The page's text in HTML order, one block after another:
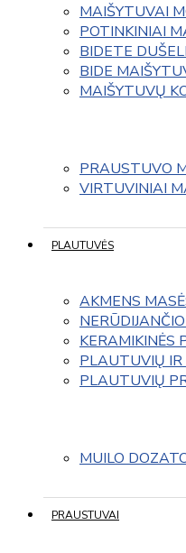
MAIŠYTUVAI
POTINKINIAI
BIDETE
BIDE
MAIŠYTUVŲ
PRAUSTUVO
VIRTUVINIAI
PLAUTUVĖS
AKMENS
KERAMIKINĖS
PLAUTUVIŲ
PLAUTUVIŲ
MUILO
PRAUSTUVAI